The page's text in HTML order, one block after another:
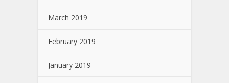
March 2019
February 2019
January 2019